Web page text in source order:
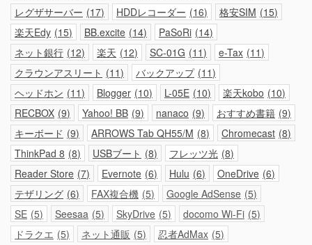
レグザサーバー 17 HDDレコーダー 16 格安SIM 15
楽天Edy 15 BB.excite 14 PaSoRi 14
ネット銀行 12 楽天 12 SC-01G 11 e-Tax 11
クラウンアスリート
11 バックアップ 11
ヘッドホン 11 Blogger 10 L-05E 10 楽天kobo 10
RECBOX 9 Yahoo! BB 9 nanaco 9 おすすめ書籍 9
キーボード 9 ARROWS Tab QH55/M 8 Chromecast 8
ThinkPad 8 8 USBブート 8 フレッツ光 8
Reader Store 7 Evernote 6 Hulu 6 OneDrive 6
テザリング 6 FAX複合機 5 Google AdSense 5
SE 5 Seesaa 5 SkyDrive 5 docomo Wi-Fi 5
ドラクエ 5 ネット通販 5 忍者AdMax 5